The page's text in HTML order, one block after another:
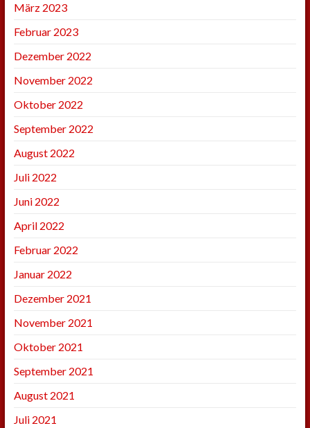
März 2023
Februar 2023
Dezember 2022
November 2022
Oktober 2022
September 2022
August 2022
Juli 2022
Juni 2022
April 2022
Februar 2022
Januar 2022
Dezember 2021
November 2021
Oktober 2021
September 2021
August 2021
Juli 2021